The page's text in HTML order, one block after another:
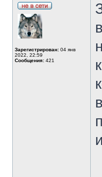
Зарегистрирован: 04 янв
2022, 22:59
Сообщения: 421